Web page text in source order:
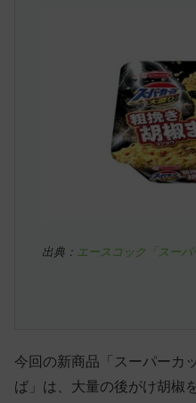
出典： エースコック「スー
今回の新商品「スーパーカ
ば」は、大量の後がけ胡椒